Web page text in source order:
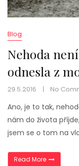
Blog
Nehoda
odnesla z
29.5.2016 No
Ano, je to tak,
nám do života
jsem se o tom na
Read More„Nehoda